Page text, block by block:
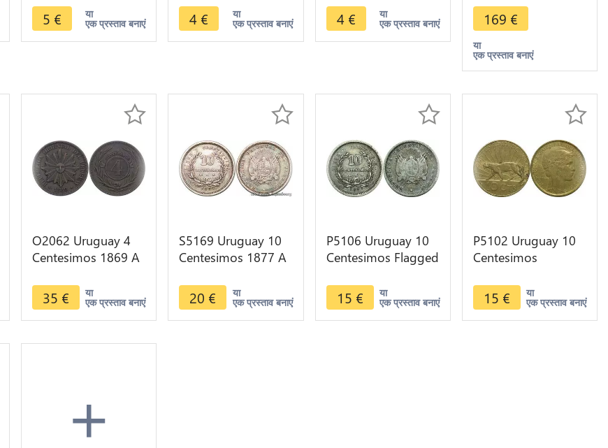
Silver -> Make offer
5 € या
एक प्रस्ताव बनाएं 4 € या
एक प्रस्ताव बनाएं 4 € या
एक प्रस्ताव बनाएं
>Make offer
169 €
या
एक प्रस्ताव बनाएं
O2062 Uruguay 4
Centesimos 1869 A
35 € या
एक प्रस्ताव बनाएं
S5169 Uruguay 10
Centesimos 1877 A
Faire Offre
20 € या
एक प्रस्ताव बनाएं
P5106 Uruguay 10
Centesimos Flagged
Silver -> Make offer
15 € या
एक प्रस्ताव बनाएं
P5102 Uruguay 10
Centesimos
Centennial Morlon
Puma 1930
15 € या
एक प्रस्ताव बनाएं
+